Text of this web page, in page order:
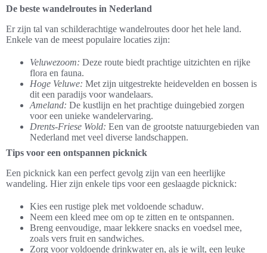
De beste wandelroutes in Nederland
Er zijn tal van schilderachtige wandelroutes door het hele land.
Enkele van de meest populaire locaties zijn:
Veluwezoom: Deze route biedt prachtige uitzichten en rijke
flora en fauna.
Hoge Veluwe: Met zijn uitgestrekte heidevelden en bossen is
dit een paradijs voor wandelaars.
Ameland: De kustlijn en het prachtige duingebied zorgen
voor een unieke wandelervaring.
Drents-Friese Wold: Een van de grootste natuurgebieden van
Nederland met veel diverse landschappen.
Tips voor een ontspannen picknick
Een picknick kan een perfect gevolg zijn van een heerlijke
wandeling. Hier zijn enkele tips voor een geslaagde picknick:
Kies een rustige plek met voldoende schaduw.
Neem een kleed mee om op te zitten en te ontspannen.
Breng eenvoudige, maar lekkere snacks en voedsel mee,
zoals vers fruit en sandwiches.
Zorg voor voldoende drinkwater en, als je wilt, een leuke